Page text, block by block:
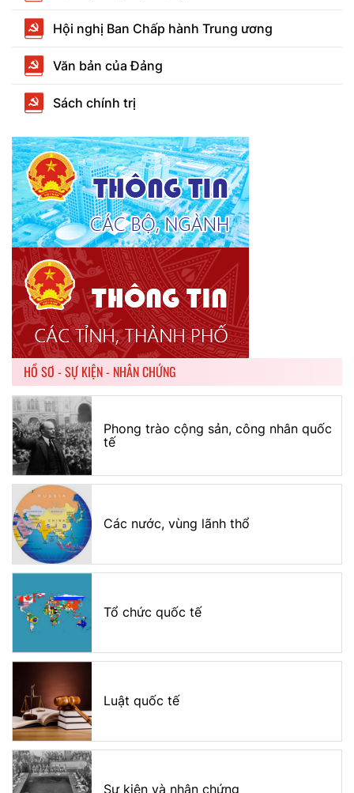
Hội nghị Ban Chấp hành Trung ương
Văn bản của Đảng
Sách chính trị
HỒ SƠ - SỰ KIỆN - NHÂN CHỨNG
Phong trào cộng sản, công nhân quốc
tế
Các nước, vùng lãnh thổ
Tổ chức quốc tế
Luật quốc tế
Sự kiện và nhân chứng